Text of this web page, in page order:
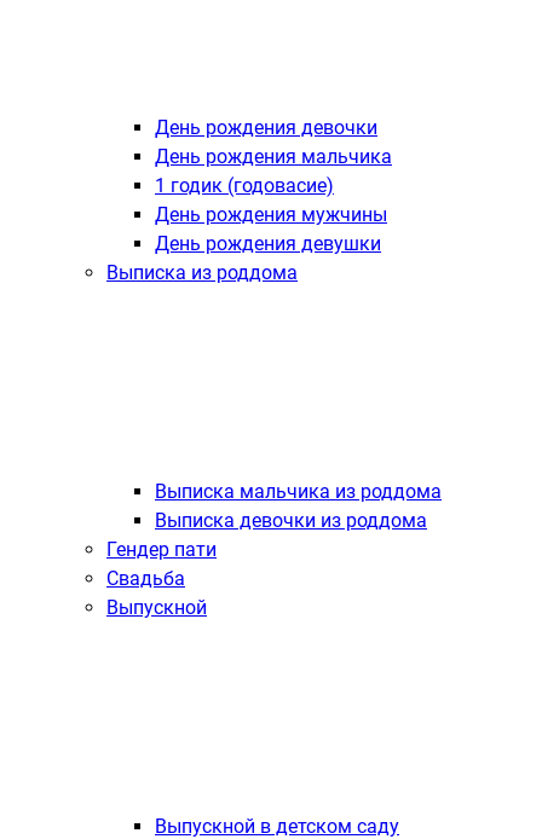
День рождения девочки
День рождения мальчика
1 годик (годовасие)
День рождения мужчины
День рождения девушки
Выписка из роддома
Выписка мальчика из роддома
Выписка девочки из роддома
Гендер пати
Свадьба
Выпускной
Выпускной в детском саду